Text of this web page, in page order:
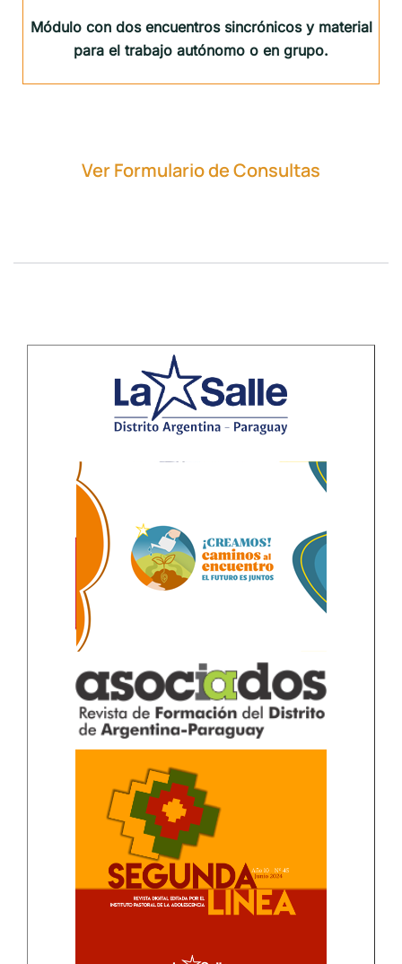
Módulo con dos encuentros sincrónicos y material
para el trabajo autónomo o en grupo.
Ver Formulario de Consultas